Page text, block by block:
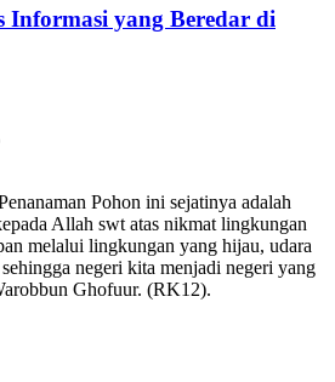
Informasi yang Beredar di
Pohon ini sejatinya adalah
Allah swt atas nikmat lingkungan
melalui lingkungan yang hijau, udara
negeri kita menjadi negeri yang
Ghofuur. (RK12).